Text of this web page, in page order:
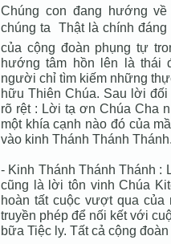
Chúng con đang hướng
chúng ta  Thật là chính
của cộng đoàn phụng tự
hướng tâm hồn lên là thái
người chỉ tìm kiếm những
hữu Thiên Chúa. Sau lời
rõ rệt : Lời tạ ơn Chúa Cha
một khía cạnh nào đó của
vào kinh Thánh Thánh
- Kinh Thánh Thánh Thánh :
cũng là lời tôn vinh Chúa
hoàn tất cuộc vượt qua
truyền phép để nối kết với
bữa Tiệc ly. Tất cả cộng